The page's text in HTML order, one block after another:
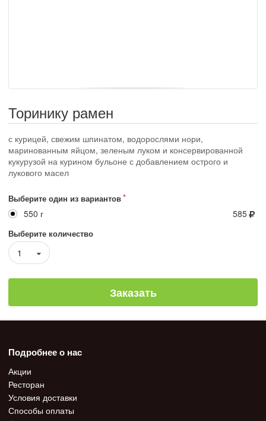
Торинику рамен
с курицей, свежим шпинатом, водорослями нори,
маринованным яйцом, зеленым луком и консервированной
кукурузой на курином бульоне с добавлением острого и
лукового масел
Выберите один из вариантов
550 г 585
Выберите количество
1
Заказать
Подробнее о нас
Акции
Ресторан
Условия доставки
Способы оплаты